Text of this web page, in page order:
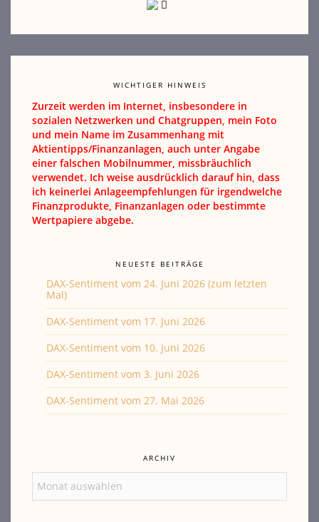
WICHTIGER HINWEIS
Zurzeit werden im Internet, insbesondere in
sozialen Netzwerken und Chatgruppen, mein Foto
und mein Name im Zusammenhang mit
Aktientipps/Finanzanlagen, auch unter Angabe
einer falschen Mobilnummer, missbräuchlich
verwendet. Ich weise ausdrücklich darauf hin, dass
ich keinerlei Anlageempfehlungen für irgendwelche
Finanzprodukte, Finanzanlagen oder bestimmte
Wertpapiere abgebe.
NEUESTE BEITRÄGE
DAX-Sentiment vom 24. Juni 2026 (zum letzten
Mal)
DAX-Sentiment vom 17. Juni 2026
DAX-Sentiment vom 10. Juni 2026
DAX-Sentiment vom 3. Juni 2026
DAX-Sentiment vom 27. Mai 2026
ARCHIV